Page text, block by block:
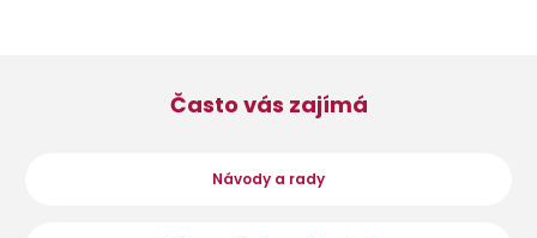
Často vás zajímá
Návody a rady